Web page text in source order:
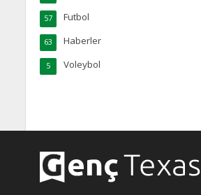
Futbol
57
Haberler
63
Voleybol
5